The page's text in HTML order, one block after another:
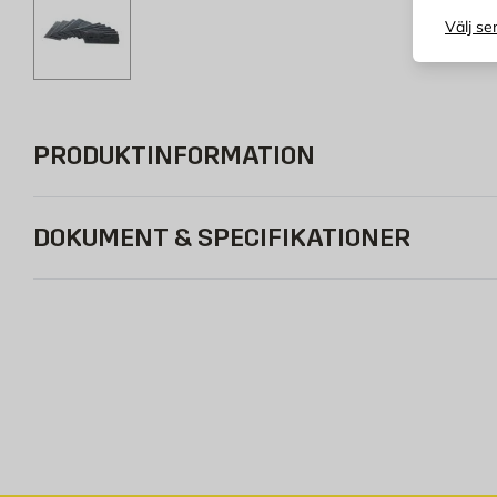
Välj
PRODUKTINFORMATION
DOKUMENT & SPECIFIKATIONER